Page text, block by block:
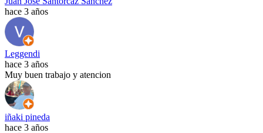
hace 3 años
Leggendi
hace 3 años
Muy buen trabajo y atencion
iñaki pineda
hace 3 años